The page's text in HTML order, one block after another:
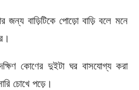
বাড়িটিকে পোড়ো বাড়ি বলে মনে
কোণের দুইটা ঘর বাসযোগ্য করা
চোখে পড়ে।